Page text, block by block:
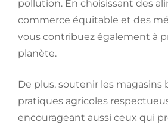
pollution. En choisissant des
commerce équitable et des
vous contribuez également à
planète.
De plus, soutenir les magasins
pratiques agricoles
encourageant aussi ceux qui